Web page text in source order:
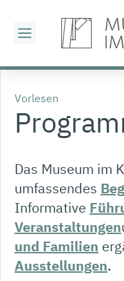
Vorlesen
Das Museum im
umfassendes
Informative
Veranstaltungen
und Familien
Ausstellungen.